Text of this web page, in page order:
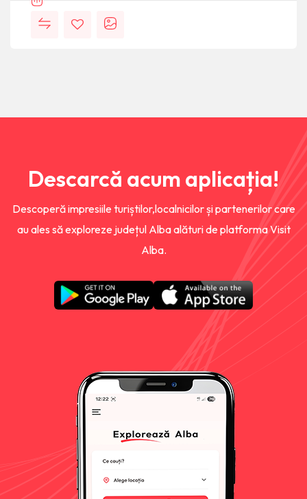
Descarcă acum aplicația!
Descoperă impresiile turiștilor,localnicilor și partenerilor care
au ales să exploreze județul Alba alături de platforma Visit
Alba.